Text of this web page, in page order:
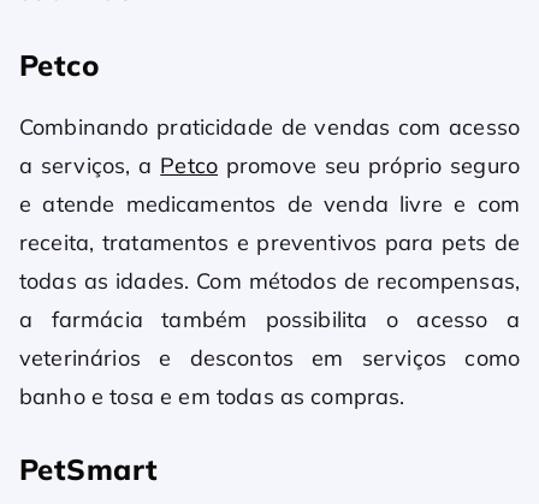
Petco
Combinando praticidade de vendas com acesso
a serviços, a Petco promove seu próprio seguro
e atende medicamentos de venda livre e com
receita, tratamentos e preventivos para pets de
todas as idades. Com métodos de recompensas,
a farmácia também possibilita o acesso a
veterinários e descontos em serviços como
banho e tosa e em todas as compras.
PetSmart